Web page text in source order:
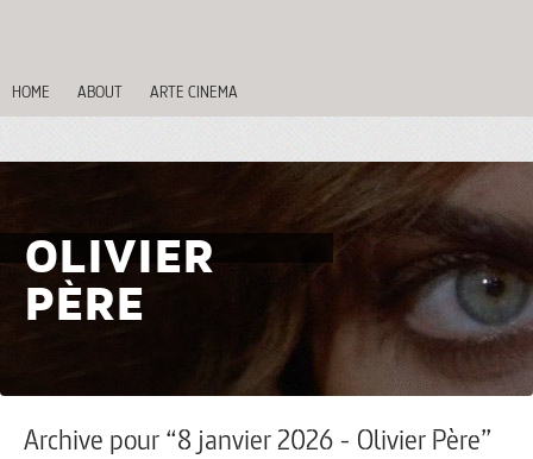
HOME ABOUT ARTE CINEMA
OLIVIER
PÈRE
Archive pour “8 janvier 2026 - Olivier Père”